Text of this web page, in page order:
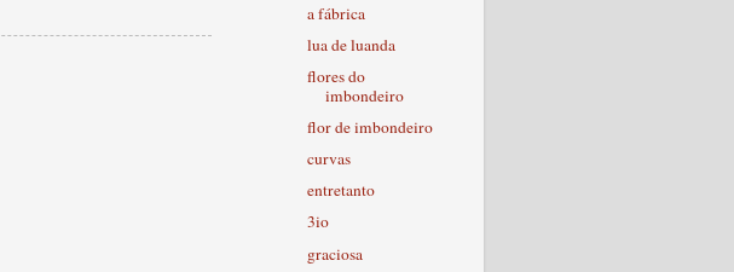
a fábrica
lua de luanda
flores do
imbondeiro
flor de imbondeiro
curvas
entretanto
3io
graciosa